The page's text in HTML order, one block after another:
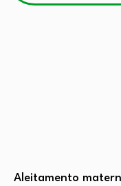
Aleitamento